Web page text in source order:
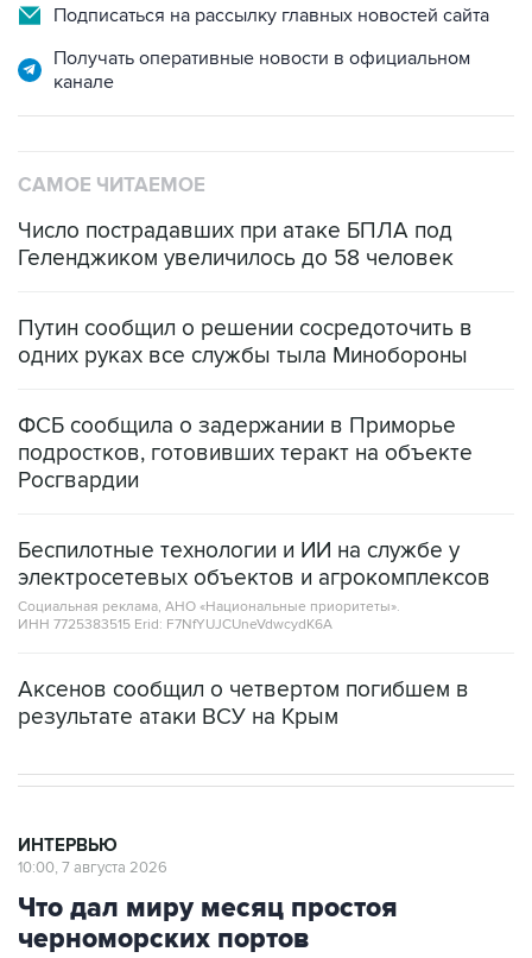
Подписаться на рассылку главных новостей сайта
Получать оперативные новости в официальном
канале
САМОЕ ЧИТАЕМОЕ
Число пострадавших при атаке БПЛА под
Геленджиком увеличилось до 58 человек
Путин сообщил о решении сосредоточить в
одних руках все службы тыла Минобороны
ФСБ сообщила о задержании в Приморье
подростков, готовивших теракт на объекте
Росгвардии
Беспилотные технологии и ИИ на службе у
электросетевых объектов и агрокомплексов
Социальная реклама, АНО «Национальные приоритеты».
ИНН 7725383515 Erid: F7NfYUJCUneVdwcydK6A
Аксенов сообщил о четвертом погибшем в
результате атаки ВСУ на Крым
ИНТЕРВЬЮ
10:00, 7 августа 2026
Что дал миру месяц простоя
черноморских портов